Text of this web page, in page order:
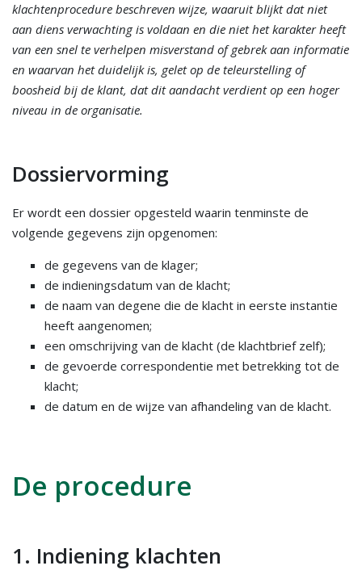
klachtenprocedure beschreven wijze, waaruit blijkt dat niet
aan diens verwachting is voldaan en die niet het karakter heeft
van een snel te verhelpen misverstand of gebrek aan informatie
en waarvan het duidelijk is, gelet op de teleurstelling of
boosheid bij de klant, dat dit aandacht verdient op een hoger
niveau in de organisatie.
Dossiervorming
Er wordt een dossier opgesteld waarin tenminste de
volgende gegevens zijn opgenomen:
de gegevens van de klager;
de indieningsdatum van de klacht;
de naam van degene die de klacht in eerste instantie
heeft aangenomen;
een omschrijving van de klacht (de klachtbrief zelf);
de gevoerde correspondentie met betrekking tot de
klacht;
de datum en de wijze van afhandeling van de klacht.
De procedure
1. Indiening klachten